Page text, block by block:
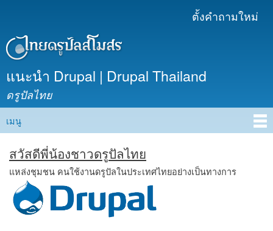
เนื้อหา
ตั้งคำถามใหม่
แนะนำ Drupal | Drupal Thailand
ดรูปัลไทย
Main menu
เมนู
สวัสดีพี่น้องชาวดรูปัลไทย
แหล่งชุมชน คนใช้งานดรูปัลในประเทศไทยอย่างเป็นทางการ